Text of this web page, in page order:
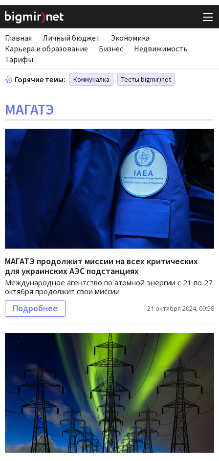
Главная Личный бюджет
Экономика
Карьера и образование
Бизнес
Недвижимость
Тарифы
Горячие темы: Коммуналка Тесты bigmir)net
МАГАТЭ
МАГАТЭ продолжит миссии на всех критических
для украинских АЭС подстанциях
Международное агентство по атомной энергии с 21 по 27
октября продолжит свои миссии
Подробнее 21 октября 2024, 09:58